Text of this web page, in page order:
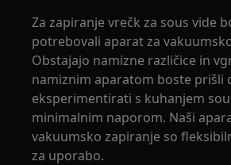
Za zapiranje vrečk za sous vide
potrebovali aparat za
Obstajajo namizne različice in
namiznim aparatom boste prišli
eksperimentirati s kuhanjem
minimalnim naporom. Naši
vakuumsko zapiranje so
za uporabo.